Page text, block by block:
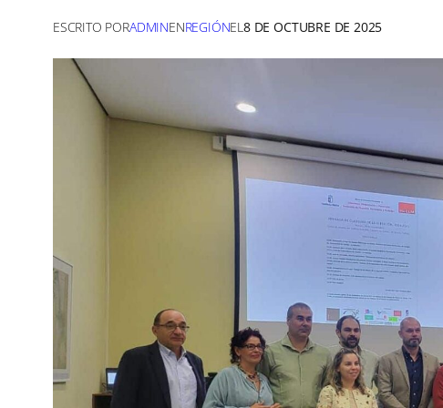
ESCRITO PORADMINENREGIÓNEL8 DE OCTUBRE DE 2025